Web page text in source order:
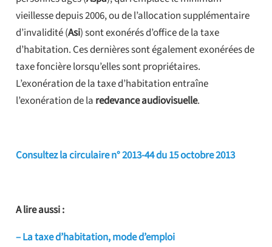
vieillesse depuis 2006, ou de l’allocation supplémentaire
d’invalidité (Asi) sont exonérés d’office de la taxe
d’habitation. Ces dernières sont également exonérées de
taxe foncière lorsqu’elles sont propriétaires.
L’exonération de la taxe d’habitation entraîne
l’exonération de la redevance audiovisuelle.
Consultez la circulaire n° 2013-44 du 15 octobre 2013
A lire aussi :
– La taxe d’habitation, mode d’emploi